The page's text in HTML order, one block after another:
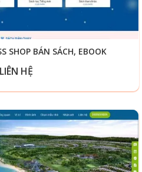
SHOP BÁN SÁCH, EBOOK
LIÊN HỆ